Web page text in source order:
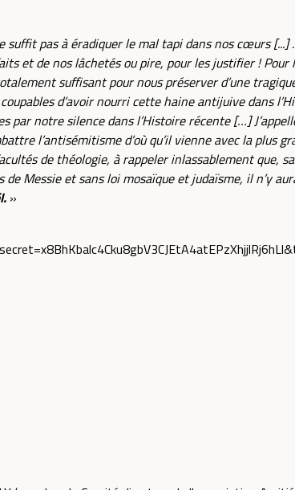
pas à éradiquer le mal tapi dans nos cœurs
et de nos lâchetés ou pire, pour les justifier !
suffisant pour nous préserver d’une
d’avoir nourri cette haine antijuive dans
par notre silence dans l’Histoire récente […]
l’antisémitisme d’où qu’il vienne avec la plus
de théologie, à rappeler inlassablement que,
de Messie et sans loi mosaïque et judaïsme, il n’y
»